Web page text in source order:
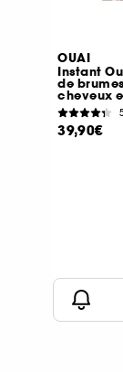
OUAI
Instant
de
cheveux
39,90€